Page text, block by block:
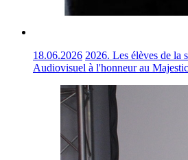
18.06.2026 2026. Les élèves de la
Audiovisuel à l'honneur au